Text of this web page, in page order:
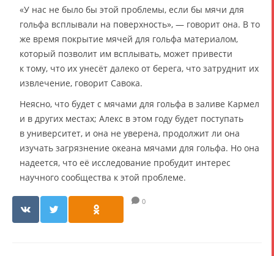
«У нас не было бы этой проблемы, если бы мячи для
гольфа всплывали на поверхность», — говорит она. В то
же время покрытие мячей для гольфа материалом,
который позволит им всплывать, может привести
к тому, что их унесёт далеко от берега, что затруднит их
извлечение, говорит Савока.
Неясно, что будет с мячами для гольфа в заливе Кармел
и в других местах; Алекс в этом году будет поступать
в университет, и она не уверена, продолжит ли она
изучать загрязнение океана мячами для гольфа. Но она
надеется, что её исследование пробудит интерес
научного сообщества к этой проблеме.
0